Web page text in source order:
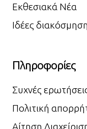
Εκθεσιακά Νέα
Ιδέες
Πληροφορίες
Συχνές
Πολιτική
Αίτηση